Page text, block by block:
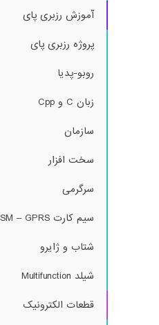
آموزش رزبری پای
پروژه رزبری پای
روبو-پدیا
زبان C و Cpp
سازمان
سخت افزار
سرگرمی
سیم کارت GSM – GPRS
شتاب و ژایرو
شیلد Multifunction
قطعات الکترونیک